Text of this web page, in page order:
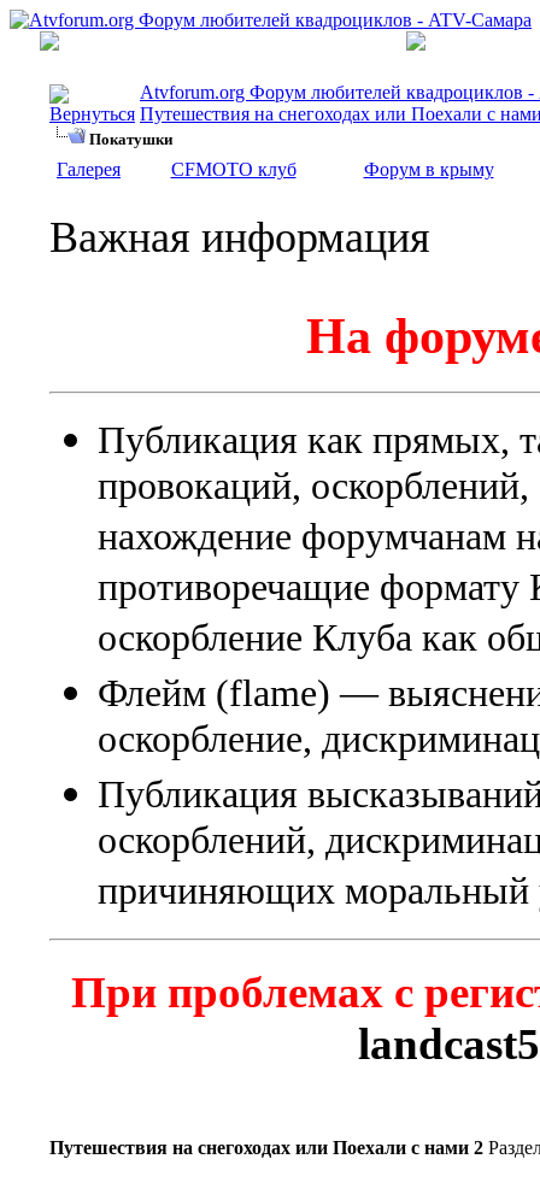
Atvforum.org Форум любителей квадроциклов
Путешествия на снегоходах или Поехали с
Покатушки
Галерея CFMOTO клуб Форум в крыму
Важная информация
На
Публикация как прямых,
провокаций,
нахождение форумчанам
противоречащие формату
оскорбление Клуба как
Флейм (flame) —
оскорбление,
Публикация
оскорблений,
причиняющих моральный
При проблемах с
Путешествия на снегоходах или Поехали с нами 2